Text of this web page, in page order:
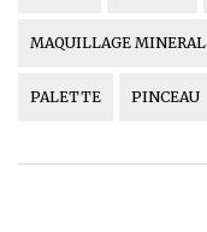
MAQUILLAGE MINERAL
PALETTE PINCEAU